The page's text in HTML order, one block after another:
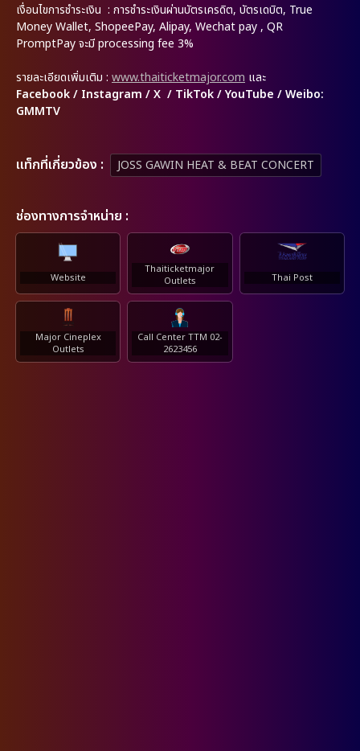
เงื่อนไขการชำระเงิน : การชำระเงินผ่านบัตรเครดิต, บัตรเดบิต, True
Money Wallet, ShopeePay, Alipay, Wechat pay , QR
PromptPay จะมี processing fee 3%
รายละเอียดเพิ่มเติม : www.thaiticketmajor.com และ
Facebook / Instagram / X / TikTok / YouTube / Weibo:
GMMTV
เเท็กที่เกี่ยวข้อง : JOSS GAWIN HEAT & BEAT CONCERT
ช่องทางการจำหน่าย :
Website
Thaiticketmajor
Outlets
Thai Post
Major Cineplex
Outlets
Call Center TTM 02-
2623456